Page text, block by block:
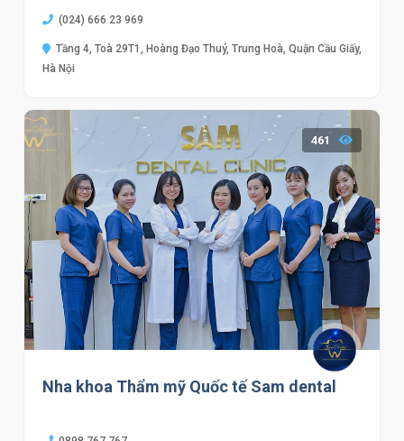
(024) 666 23 969
Tầng 4, Toà 29T1, Hoàng Đạo Thuý, Trung Hoà, Quận Cầu Giấy,
Hà Nội
461
Nha khoa Thẩm mỹ Quốc tế Sam dental